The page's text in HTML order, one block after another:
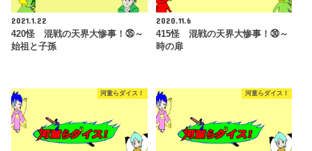
2021.1.22
420怪 混戦の天界大惨事！㉟～
始祖と子孫
2020.11.6
415怪 混戦の天界大惨事！㉚～
時の扉
河童らダイス！ 河童らダイス！